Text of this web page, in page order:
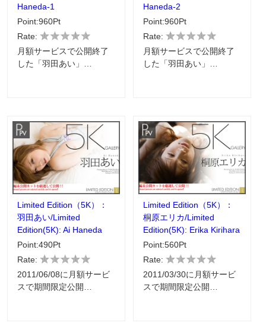
Haneda-1
Point:960Pt
Rate:
月額サービスで公開終了
した「羽田あい」…
Haneda-2
Point:960Pt
Rate:
月額サービスで公開終了
した「羽田あい」…
Limited Edition（5K）：
羽田あい/Limited
Edition(5K): Ai Haneda
Point:490Pt
Rate:
2011/06/08に月額サービ
スで期間限定公開…
Limited Edition（5K）：
桐原エリカ/Limited
Edition(5K): Erika Kirihara
Point:560Pt
Rate:
2011/03/30に月額サービ
スで期間限定公開…